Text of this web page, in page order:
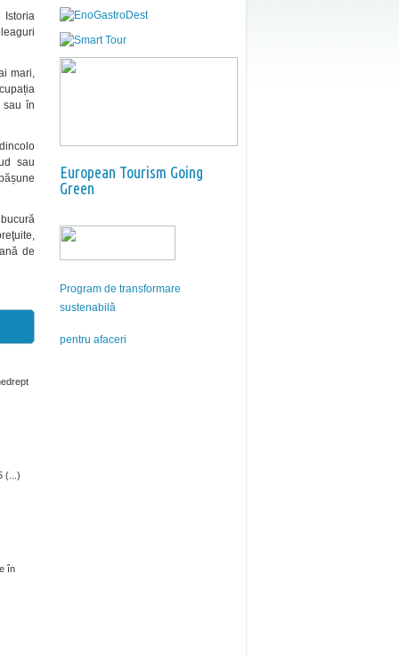
Istoria
mari,
în
sau
de
(...)
în
European Tourism Going
Green
Program de transformare
sustenabilă
pentru afaceri